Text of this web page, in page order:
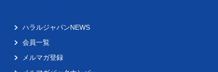
ハラルジャパンNEWS
会員一覧
メルマガ登録